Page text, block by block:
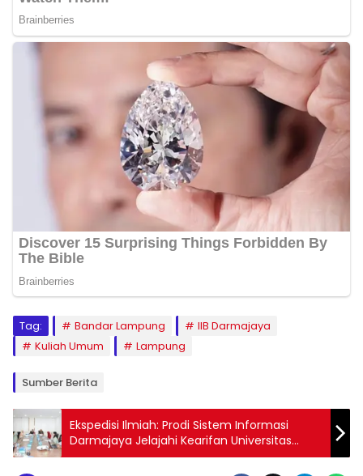
Tag: Bandar Lampung
IIB Darmajaya
Kuliah Umum
Lampung
Sumber Berita
Ekspedisi Ilmiah: Prodi Sistem Informasi
Darmajaya Jelajahi Kearifan Universitas
Mercubuana